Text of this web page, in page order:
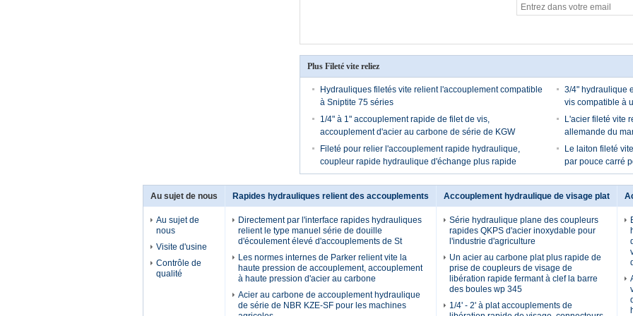
Plus Fileté vite reliez
Hydrauliques filetés vite relient l'accouplement compatible
à Sniptite 75 séries
3/4" hydraulique
vis compatible à
1/4" à 1" accouplement rapide de filet de vis,
accouplement d'acier au carbone de série de KGW
L'acier fileté vite
allemande du
Fileté pour relier l'accouplement rapide hydraulique,
coupleur rapide hydraulique d'échange plus rapide
Le laiton fileté
par pouce carré
Au sujet de nous
Au sujet de
nous
Visite d'usine
Contrôle de
qualité
Rapides hydrauliques relient des accouplements
Directement par l'interface rapides hydrauliques
relient le type manuel série de douille
d'écoulement élevé d'accouplements de St
Les normes internes de Parker relient vite la
haute pression de accouplement, accouplement
à haute pression d'acier au carbone
Acier au carbone de accouplement hydraulique
de série de NBR KZE-SF pour les machines
Accouplement hydraulique de visage plat
Série hydraulique plane des coupleurs
rapides QKPS d'acier inoxydable pour
l'industrie d'agriculture
Un acier au carbone plat plus rapide de
prise de coupleurs de visage de
libération rapide fermant à clef la barre
des boules wp 345
1/4' - 2' à plat accouplements de